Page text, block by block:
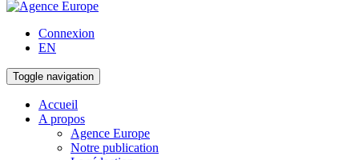
Connexion
EN
Toggle navigation
Accueil
A propos
Agence Europe
Notre publication